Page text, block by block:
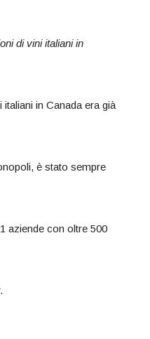
di vini italiani in
in Canada era già
è stato sempre
aziende con oltre 500